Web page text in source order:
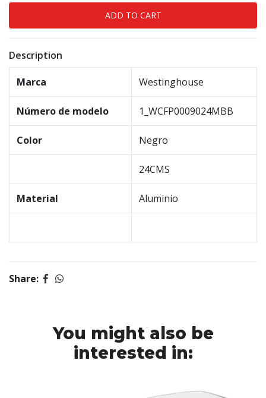
Description
Marca Westinghouse
Número de modelo 1_WCFP0009024MBB
Color Negro
24CMS
Material Aluminio
Share:
You might also be
interested in: